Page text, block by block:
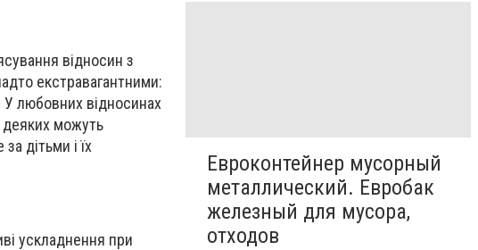
відносин з
екстравагантними:
У любовних відносинах
деяких можуть
дітьми і їх
ускладнення при
Евроконтейнер мусорный
металлический. Евробак
железный для мусора,
отходов